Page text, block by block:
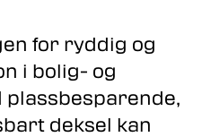
for ryddig og
i bolig- og
deksel kan